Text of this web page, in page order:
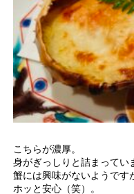
こちらが濃厚。
身がぎっしりと詰まってい
蟹には興味がないようです
ホッと安心（笑）。